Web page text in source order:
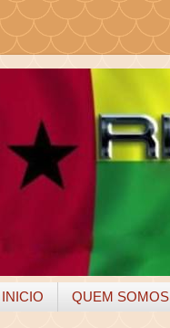
INICIO QUEM SOMOS